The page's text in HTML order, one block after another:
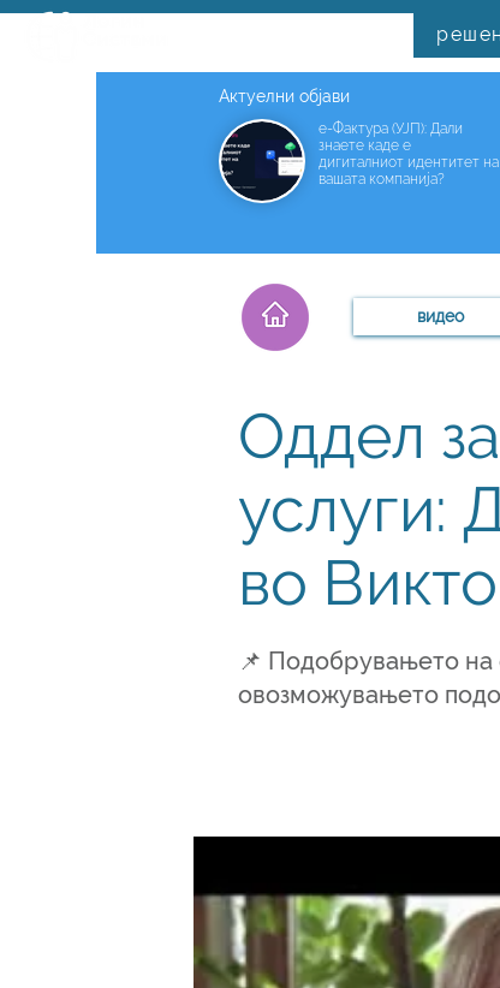
Актуелни објави
е-Фактура (УЈП): Дали
знаете каде е
дигиталниот идентитет на
вашата компанија?
видео
Оддел
услуги:
во
📌 Подобрувањето на
овозможувањето